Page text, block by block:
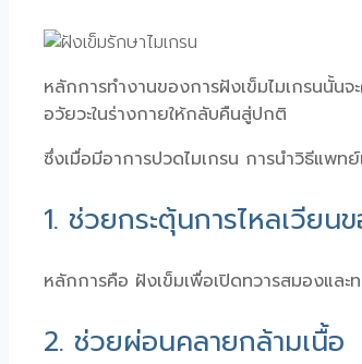
หลักการทำงานของการฝังเข็มไมเกรนนั้
อวัยวะในร่างกายให้กลับคืนสู่ปกติ
ซึ่งเมื่อมีอาการปวดไมเกรน การนำวิธีแพ
1. ช่วยกระตุ้นการไหลเวียน
หลักการคือ ฝังเข็มเพื่อเปิดทวารสมองแล
2. ช่วยผ่อนคลายกล้ามเนื้อ